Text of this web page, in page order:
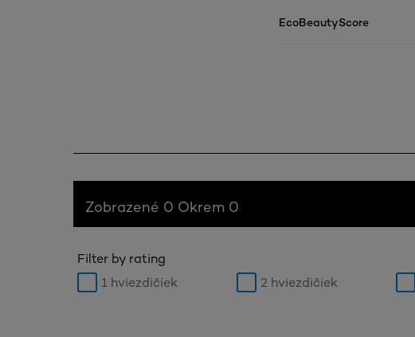
EcoBeautyScore
Zobrazené 0 Okrem 0
Filter by rating
1 hviezdičiek
2 hviezdičiek